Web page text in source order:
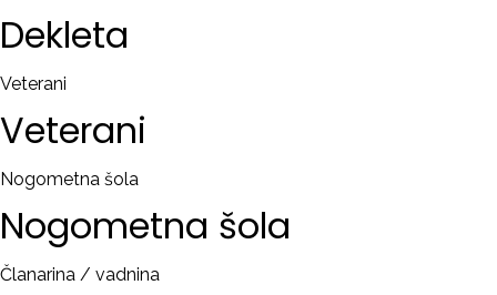
Dekleta
Veterani
Veterani
Nogometna šola
Nogometna šola
Članarina / vadnina